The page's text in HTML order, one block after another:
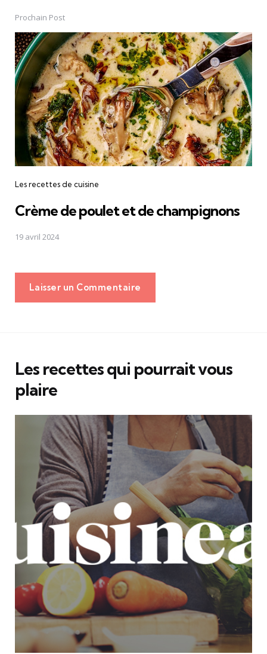
Prochain Post
Les recettes de cuisine
Crème de poulet et de champignons
19 avril 2024
Laisser un Commentaire
Les recettes qui pourrait vous
plaire